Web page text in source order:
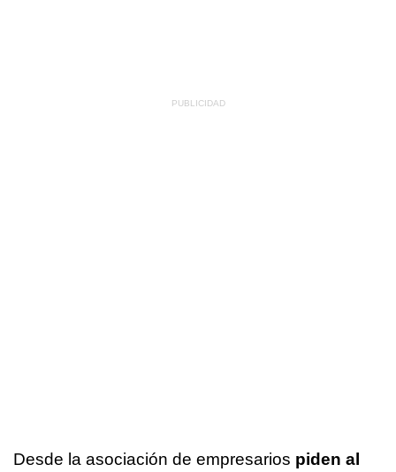
Desde la asociación de empresarios piden al